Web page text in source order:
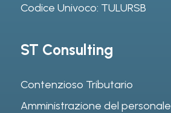
Codice Univoco: TULURSB
ST Consulting
Contenzioso Tributario
Amministrazione del personale